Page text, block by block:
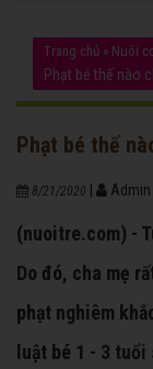
Trang chủ » Nuôi
Phạt bé thế nào
Phạt bé thế
8/21/2020 Admin
(nuoitre.com) -
Do đó, cha mẹ
phạt nghiêm
luật bé 1 - 3